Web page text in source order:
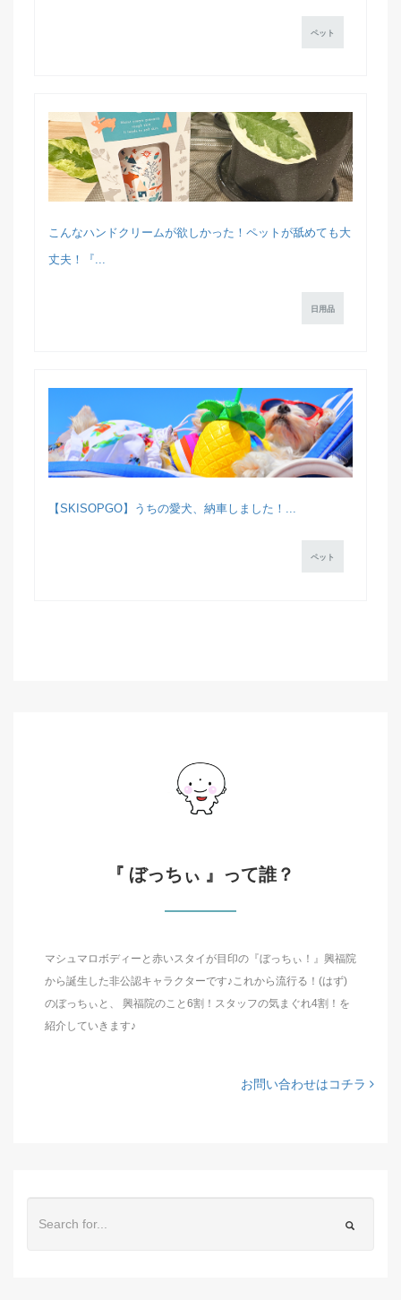
ペット
こんなハンドクリームが欲しかった！ペットが舐めても大
丈夫！『...
日用品
【SKISOPGO】うちの愛犬、納車しました！...
ペット
『 ぼっちぃ 』って誰？
マシュマロボディーと赤いスタイが目印の『ぼっちぃ！』興福院
から誕生した非公認キャラクターです♪これから流行る！(はず)
のぼっちぃと、 興福院のこと6割！スタッフの気まぐれ4割！を
紹介していきます♪
お問い合わせはコチラ